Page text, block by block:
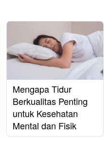
Mengapa Tidur
Berkualitas Penting
untuk Kesehatan
Mental dan Fisik